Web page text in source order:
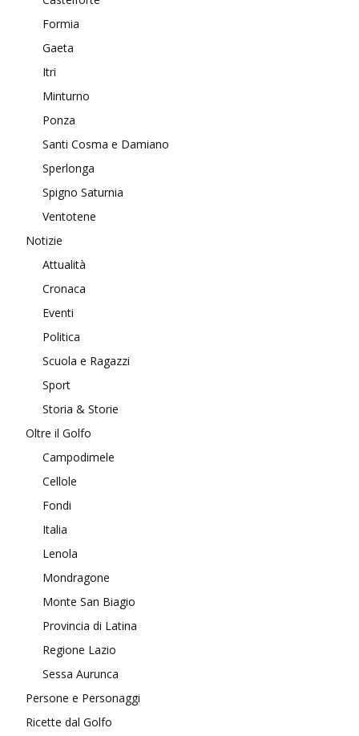
Formia
Gaeta
Itri
Minturno
Ponza
Santi Cosma e Damiano
Sperlonga
Spigno Saturnia
Ventotene
Notizie
Attualità
Cronaca
Eventi
Politica
Scuola e Ragazzi
Sport
Storia & Storie
Oltre il Golfo
Campodimele
Cellole
Fondi
Italia
Lenola
Mondragone
Monte San Biagio
Provincia di Latina
Regione Lazio
Sessa Aurunca
Persone e Personaggi
Ricette dal Golfo